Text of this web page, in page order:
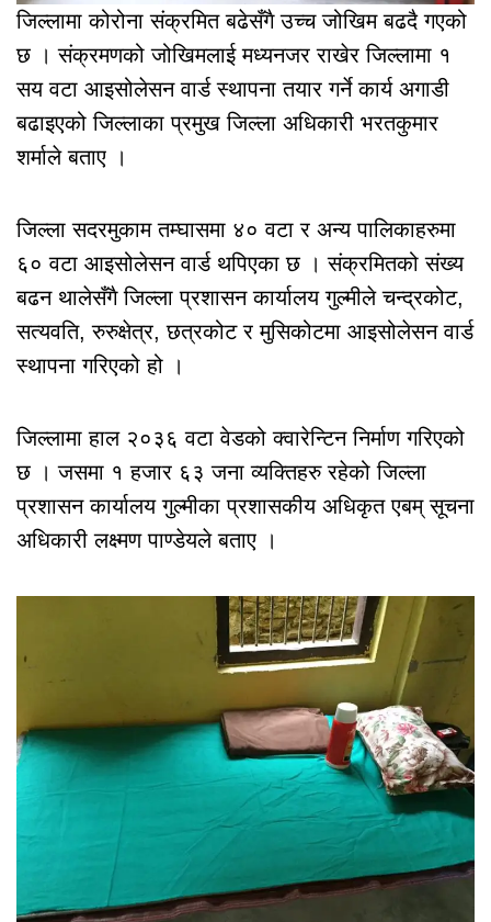
जिल्लामा कोरोना संक्रमित बढेसँगै उच्च जोखिम बढदै गएको
छ । संक्रमणको जोखिमलाई मध्यनजर राखेर जिल्लामा १
सय वटा आइसोलेसन वार्ड स्थापना तयार गर्ने कार्य अगाडी
बढाइएको जिल्लाका प्रमुख जिल्ला अधिकारी भरतकुमार
शर्माले बताए ।
जिल्ला सदरमुकाम तम्घासमा ४० वटा र अन्य पालिकाहरुमा
६० वटा आइसोलेसन वार्ड थपिएका छ । संक्रमितको संख्य
बढन थालेसँगै जिल्ला प्रशासन कार्यालय गुल्मीले चन्द्रकोट,
सत्यवति, रुरुक्षेत्र, छत्रकोट र मुसिकोटमा आइसोलेसन वार्ड
स्थापना गरिएको हो ।
जिल्लामा हाल २०३६ वटा वेडको क्वारेन्टिन निर्माण गरिएको
छ । जसमा १ हजार ६३ जना व्यक्तिहरु रहेको जिल्ला
प्रशासन कार्यालय गुल्मीका प्रशासकीय अधिकृत एबम् सूचना
अधिकारी लक्ष्मण पाण्डेयले बताए ।